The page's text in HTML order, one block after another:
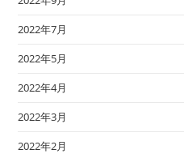
2022年7月
2022年5月
2022年4月
2022年3月
2022年2月